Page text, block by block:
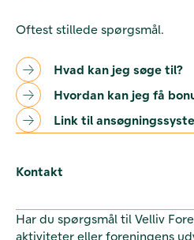
Oftest stillede spørgsmål.
Hvad kan jeg søge til?
Hvordan kan jeg få
Link til
Kontakt
Har du spørgsmål til Velliv
aktiviteter eller foreningens